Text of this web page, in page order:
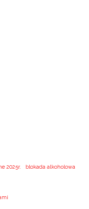
2025r. blokada alkoholowa